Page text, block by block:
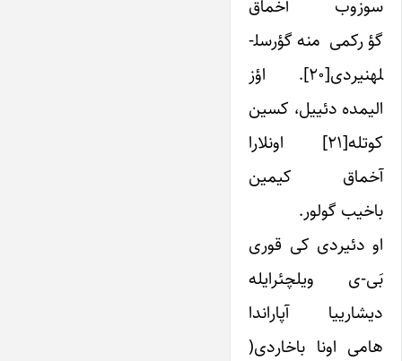
سوزوب آخماق
گؤرکمی منه گؤرسل­
له­نیردی[۲۰]. اؤز
الیمده دئییل، کسین
کوتله[۲۱] اونلارا
آخماق کیمین
باخیب گولور.
او دئیردی کی قوری
بَی-ی ویلچئرایله
دیشاری­یا آپاراندا
هامی اونا باخاردی(